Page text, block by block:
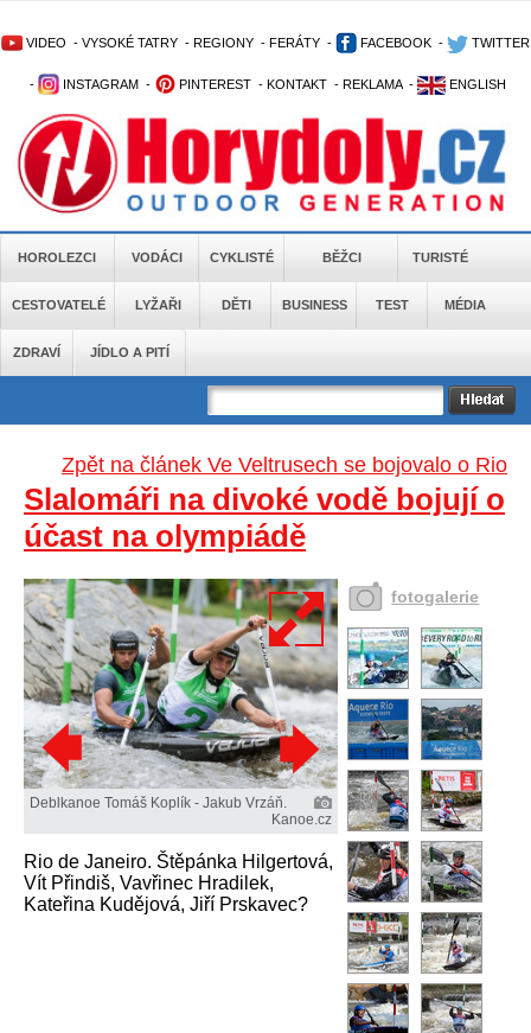
VIDEO - VYSOKÉ TATRY - REGIONY - FERÁTY - FACEBOOK - TWITTER
- INSTAGRAM - PINTEREST - KONTAKT - REKLAMA - ENGLISH
HOROLEZCI VODÁCI CYKLISTÉ BĚŽCI TURISTÉ
CESTOVATELÉ LYŽAŘI DĚTI BUSINESS TEST MÉDIA
ZDRAVÍ JÍDLO A PITÍ
Zpět na článek Ve Veltrusech se bojovalo o Rio
Slalomáři na divoké vodě bojují o
účast na olympiádě
Deblkanoe Tomáš Koplík - Jakub Vrzáň.
Kanoe.cz
Rio de Janeiro. Štěpánka Hilgertová,
Vít Přindiš, Vavřinec Hradilek,
Kateřina Kudějová, Jiří Prskavec?
fotogalerie